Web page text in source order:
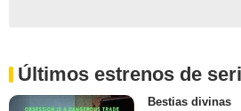
Últimos estrenos de
Bestias divinas